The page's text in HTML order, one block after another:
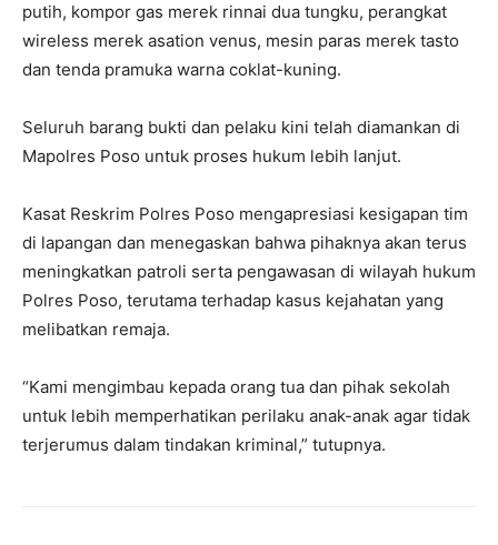
putih, kompor gas merek rinnai dua tungku, perangkat
wireless merek asation venus, mesin paras merek tasto
dan tenda pramuka warna coklat-kuning.
Seluruh barang bukti dan pelaku kini telah diamankan di
Mapolres Poso untuk proses hukum lebih lanjut.
Kasat Reskrim Polres Poso mengapresiasi kesigapan tim
di lapangan dan menegaskan bahwa pihaknya akan terus
meningkatkan patroli serta pengawasan di wilayah hukum
Polres Poso, terutama terhadap kasus kejahatan yang
melibatkan remaja.
“Kami mengimbau kepada orang tua dan pihak sekolah
untuk lebih memperhatikan perilaku anak-anak agar tidak
terjerumus dalam tindakan kriminal,” tutupnya.